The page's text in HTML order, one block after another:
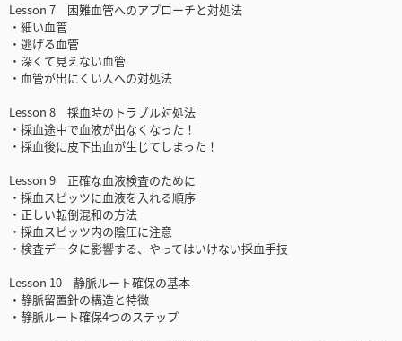
Lesson 7 困難血管へのアプローチと対処法
・細い血管
・逃げる血管
・深くて見えない血管
・血管が出にくい人への対処法
Lesson 8 採血時のトラブル対処法
・採血途中で血液が出なくなった！
・採血後に皮下出血が生じてしまった！
Lesson 9 正確な血液検査のために
・採血スピッツに血液を入れる順序
・正しい転倒混和の方法
・採血スピッツ内の陰圧に注意
・検査データに影響する、やってはいけない採血手技
Lesson 10 静脈ルート確保の基本
・静脈留置針の構造と特徴
・静脈ルート確保4つのステップ